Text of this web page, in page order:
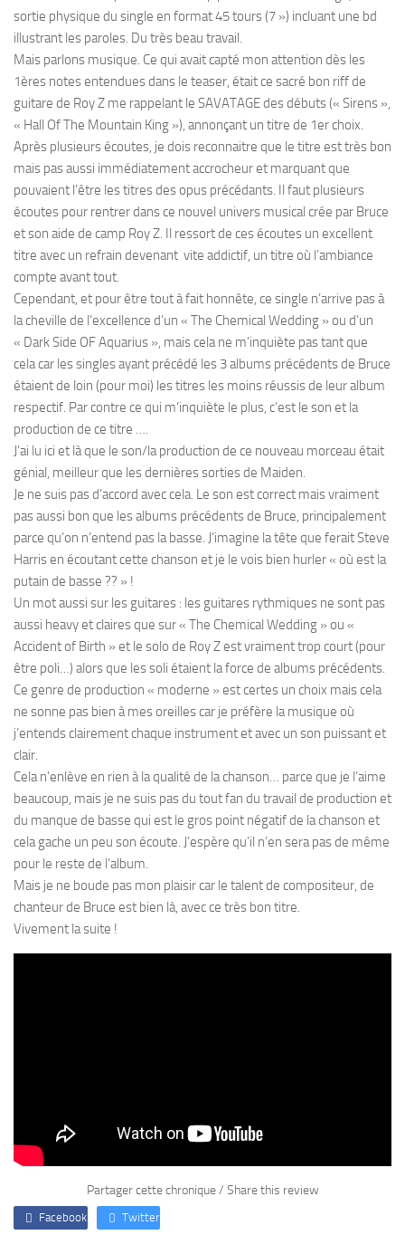
sortie physique du single en format 45 tours (7 ») incluant une bd
illustrant les paroles. Du très beau travail.
Mais parlons musique. Ce qui avait capté mon attention dès les
1ères notes entendues dans le teaser, était ce sacré bon riff de
guitare de Roy Z me rappelant le SAVATAGE des débuts (« Sirens »,
« Hall Of The Mountain King »), annonçant un titre de 1er choix.
Après plusieurs écoutes, je dois reconnaitre que le titre est très bon
mais pas aussi immédiatement accrocheur et marquant que
pouvaient l’être les titres des opus précédants. Il faut plusieurs
écoutes pour rentrer dans ce nouvel univers musical crée par Bruce
et son aide de camp Roy Z. Il ressort de ces écoutes un excellent
titre avec un refrain devenant vite addictif, un titre où l’ambiance
compte avant tout.
Cependant, et pour être tout à fait honnête, ce single n’arrive pas à
la cheville de l’excellence d’un « The Chemical Wedding » ou d’un
« Dark Side OF Aquarius », mais cela ne m’inquiète pas tant que
cela car les singles ayant précédé les 3 albums précédents de Bruce
étaient de loin (pour moi) les titres les moins réussis de leur album
respectif. Par contre ce qui m’inquiète le plus, c’est le son et la
production de ce titre ….
J’ai lu ici et là que le son/la production de ce nouveau morceau était
génial , meilleur que les dernières sorties de Maiden.
Je ne suis pas d’accord avec cela. Le son est correct mais vraiment
pas aussi bon que les albums précédents de Bruce, principalement
parce qu’on n’entend pas la basse. J’imagine la tête que ferait Steve
Harris en écoutant cette chanson et je le vois bien hurler « où est la
putain de basse ?? » !
Un mot aussi sur les guitares : les guitares rythmiques ne sont pas
aussi heavy et claires que sur « The Chemical Wedding » ou «
Accident of Birth » et le solo de Roy Z est vraiment trop court (pour
être poli…) alors que les soli étaient la force de albums précédents.
Ce genre de production « moderne » est certes un choix mais cela
ne sonne pas bien à mes oreilles car je préfère la musique où
j’entends clairement chaque instrument et avec un son puissant et
clair.
Cela n’enlève en rien à la qualité de la chanson… parce que je l’aime
beaucoup, mais je ne suis pas du tout fan du travail de production et
du manque de basse qui est le gros point négatif de la chanson et
cela gache un peu son écoute. J’espère qu’il n’en sera pas de même
pour le reste de l’album.
Mais je ne boude pas mon plaisir car le talent de compositeur, de
chanteur de Bruce est bien là, avec ce très bon titre.
Vivement la suite !
Partager cette chronique / Share this review
Facebook Twitter